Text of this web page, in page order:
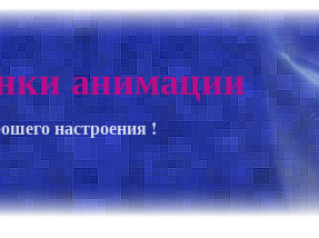
анимации
настроения !